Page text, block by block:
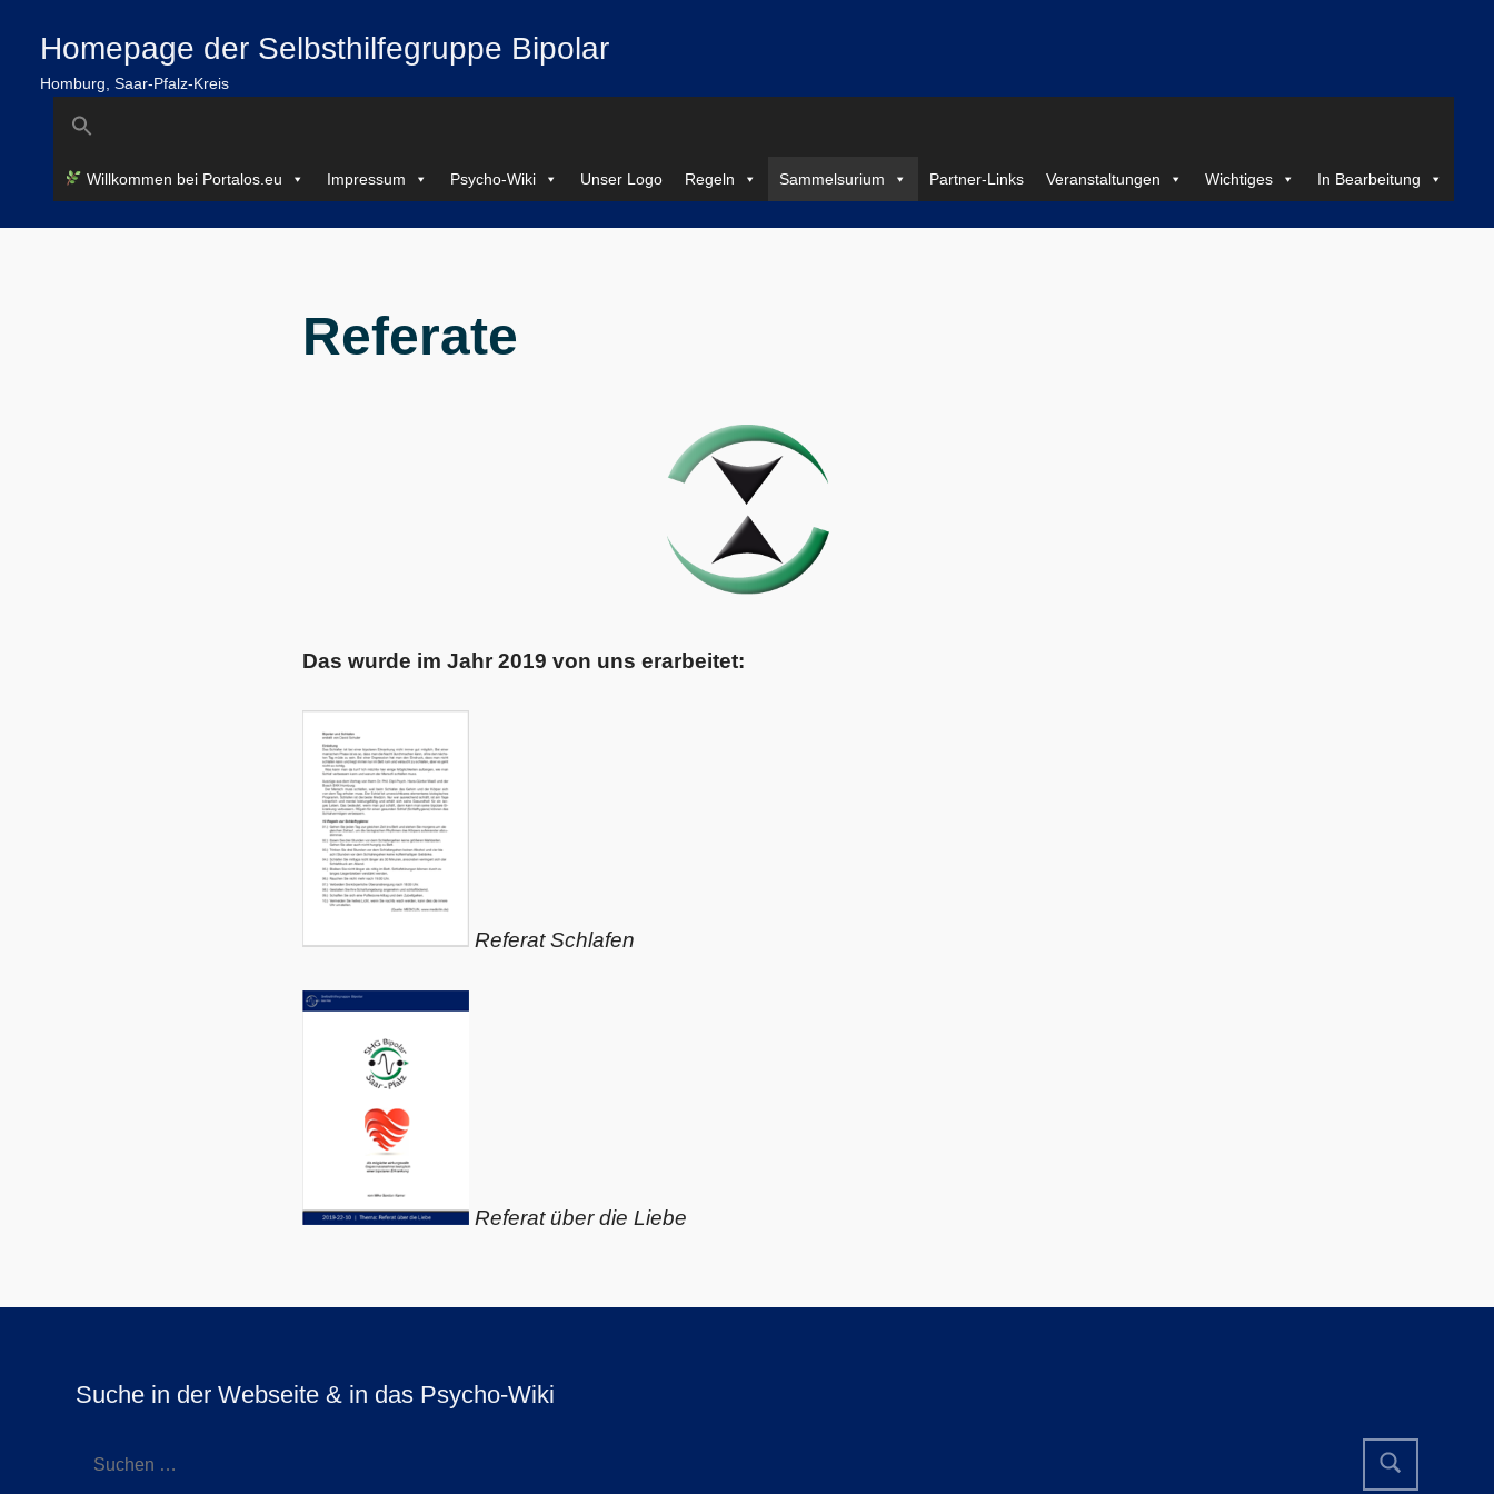
springen
Homepage der Selbsthilfegruppe Bipolar
Homburg, Saar-Pfalz-Kreis
Search
for:
Willkommen bei Portalos.eu Impressum Psycho-Wiki Unser Logo Regeln Sammelsurium Partner-Links Veranstaltungen Wichtiges In Bearbeitung
Referate
Das wurde im Jahr 2019 von uns erarbeitet:
Referat Schlafen
Referat über die Liebe
Suche in der Webseite & in das Psycho-Wiki